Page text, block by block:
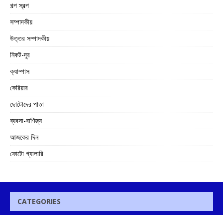
গল্প স্বল্প
সম্পাদকীয়
উত্তর সম্পাদকীয়
নিকট-দূর
ক্যাম্পাস
কেরিয়ার
ছোটোদের পাতা
ব্যবসা-বাণিজ্য
আজকের দিন
ফোটো গ্যালারি
CATEGORIES